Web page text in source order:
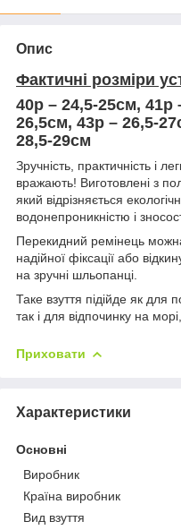
Опис
Фактичні розміри
40р – 24,5-25см, 41р
26,5см, 43р – 26,5-
28,5-29см
Зручність, практичність і
вражають! Виготовлені з
який відрізняється
водонепроникністю і
Перекидний ремінець
надійної фіксації або
на зручні шльопанці.
Таке взуття підійде як для
так і для відпочинку на
Приховати
Характеристики
Основні
Виробник
Країна виробник
Вид взуття